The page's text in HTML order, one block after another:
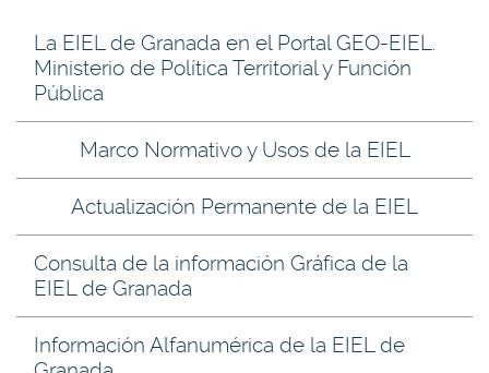
La EIEL de Granada en el Portal GEO-EIEL.
Ministerio de Política Territorial y Función
Pública
Marco Normativo y Usos de la EIEL
Actualización Permanente de la EIEL
Consulta de la información Gráfica de la
EIEL de Granada
Información Alfanumérica de la EIEL de